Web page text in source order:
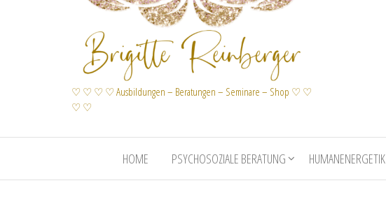
♡ ♡ ♡ ♡ Ausbildungen – Beratungen – Seminare – Shop ♡ ♡
♡ ♡
HOME PSYCHOSOZIALE BERATUNG HUMANENERGETIK